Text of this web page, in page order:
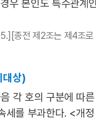
우 본인도 특수관계
종전 제2조는 제4조
대상)
각 호의 구분에 따
세를 부과한다. <개